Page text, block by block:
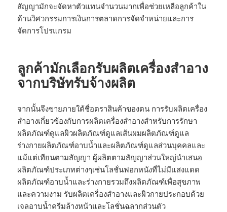
สัญญามักจะจัดหาตัวแทนจำนวนมากเพื่อช่วยเหลือลูกค้าใน
ด้านวิศวกรรมการเงินการตลาดการจัดจำหน่ายและการ
จัดการโปรแกรม
ลูกค้ามักเลือกรับผลิตเครื่องสำอาง
จากบริษัทรับจ้างผลิต
จากนั้นจึงขายภายใต้ชื่อตราสินค้าของตน การรับผลิตเครื่อง
สำอางเกี่ยวข้องกับการผลิตเครื่องสำอางสำหรับการรักษา
ผลิตภัณฑ์ดูแลผิวผลิตภัณฑ์ดูแลเส้นผมผลิตภัณฑ์ดูแล
ร่างกายผลิตภัณฑ์อาบน้ำและผลิตภัณฑ์ดูแลส่วนบุคคลและ
แม้แต่เทียนตามสัญญา ผู้ผลิตตามสัญญาส่วนใหญ่นำเสนอ
ผลิตภัณฑ์ประเภทต่างๆเช่นโลชั่นฟอกหนังที่ไม่มีแสงแดด
ผลิตภัณฑ์อาบน้ำและร่างกายรวมถึงผลิตภัณฑ์เพื่อสุขภาพ
และความงาม รับผลิตเครื่องสำอางและผิวกายประกอบด้วย
เจลอาบน้ำครีมล้างหน้าและโลชั่นฉลากส่วนตัว